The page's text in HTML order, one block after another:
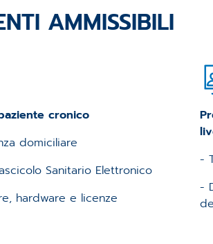
AMMISSIBILI
cronico
domiciliare
Sanitario Elettronico
hardware e licenze
-
-